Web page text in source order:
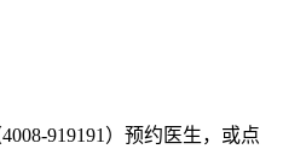
919191）预约医生，或点